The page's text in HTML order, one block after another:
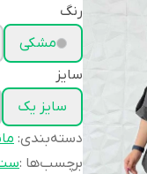
رنگ
مشکی
سایز
سایز یک
دسته‌بندی:
برچسب‌ها :